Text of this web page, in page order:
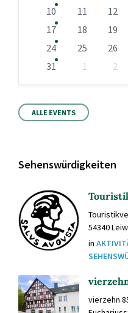
10
11 12
17
18 19
24
25 26
31
1 2
den
Kalendertagen
ALLE EVENTS
Sehenswürdigkeiten
54340
in
vierzehn